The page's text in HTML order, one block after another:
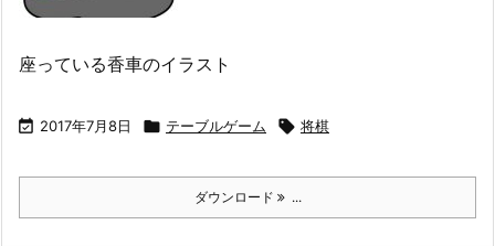
座っている香車のイラスト
 2017年7月8日  テーブルゲーム  将棋
ダウンロード ...